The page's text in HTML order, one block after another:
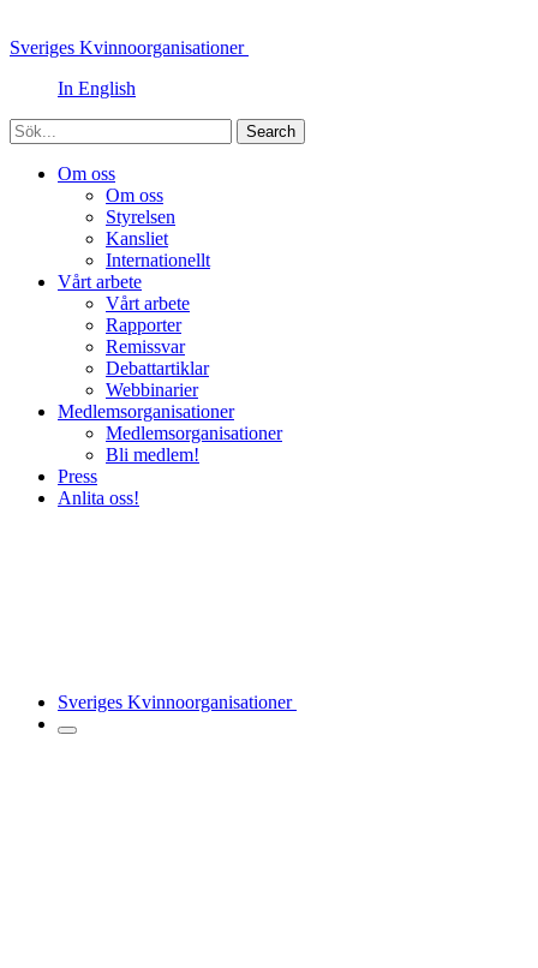
Sveriges Kvinnoorganisationer
In English
Sök
Om oss
Om oss
Styrelsen
Kansliet
Internationellt
Vårt arbete
Vårt arbete
Rapporter
Remissvar
Debattartiklar
Webbinarier
Medlemsorganisationer
Medlemsorganisationer
Bli medlem!
Press
Anlita oss!
Sveriges Kvinnoorganisationer